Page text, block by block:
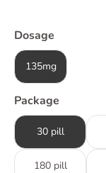
Dosage
135mg
Package
30 pill
180 pill